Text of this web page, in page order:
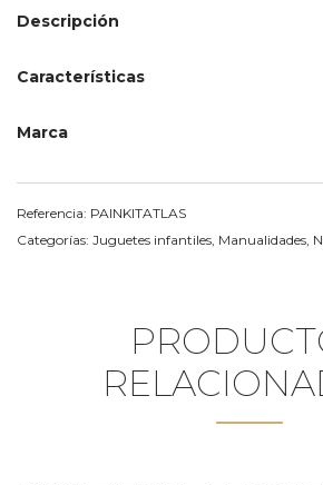
Descripción
Características
Marca
Referencia: PAINKITATLAS
Categorías: Juguetes infantiles, Manualidades,